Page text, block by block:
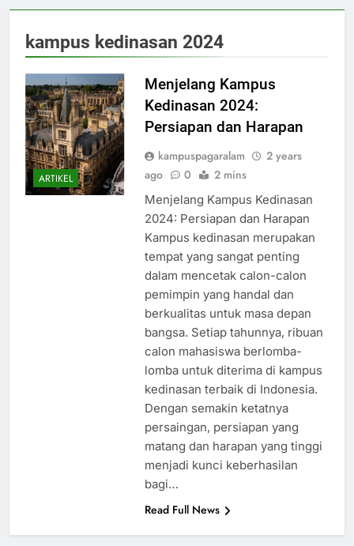
kampus kedinasan 2024
ARTIKEL
Menjelang Kampus
Kedinasan 2024:
Persiapan dan Harapan
kampuspagaralam
2 years
ago
0 2 mins
Menjelang Kampus Kedinasan
2024: Persiapan dan Harapan
Kampus kedinasan merupakan
tempat yang sangat penting
dalam mencetak calon-calon
pemimpin yang handal dan
berkualitas untuk masa depan
bangsa. Setiap tahunnya, ribuan
calon mahasiswa berlomba-
lomba untuk diterima di kampus
kedinasan terbaik di Indonesia.
Dengan semakin ketatnya
persaingan, persiapan yang
matang dan harapan yang tinggi
menjadi kunci keberhasilan
bagi…
Read Full News